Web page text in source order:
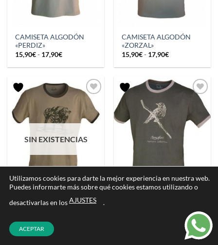
CAMISETA ALGODÓN
«PERDIZ»
15,90€- 17,90€Rango
precios:
hasta
17,90€
CAMISETA ALGODÓN
«ZORZAL»
15,90€- 17,90€Rango
precios:
15,90€
hasta
SIN EXISTENCIAS
CAMISETA ALGODÓN
11,90€-14,95
Utilizamos cookies para darte la mejor experiencia en nuestra web.
Puedes informarte más sobre qué cookies estamos utilizando o
desactivarlas en losAJUSTES .
ACEPTAR